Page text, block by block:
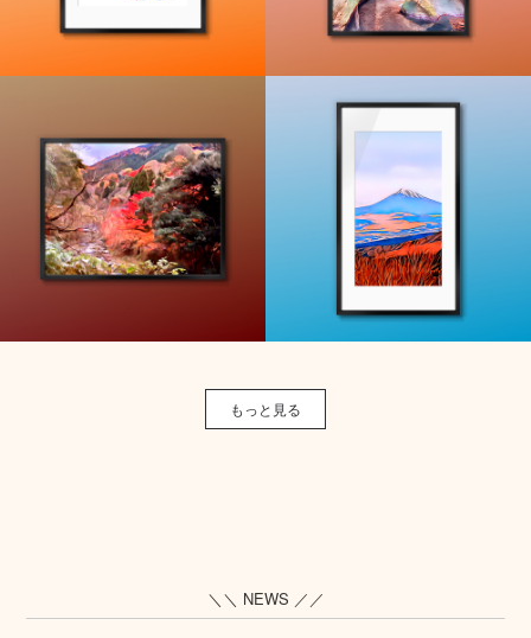
もっと見る
＼＼ NEWS ／／